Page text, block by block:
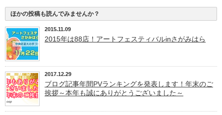
ほかの投稿も読んでみませんか？
2015.11.09
2015年は88店！アートフェスティバルinさがみはら
2017.12.29
ブログ記事年間PVランキングを発表します！年末のご
挨拶～本年も誠にありがとうございました～